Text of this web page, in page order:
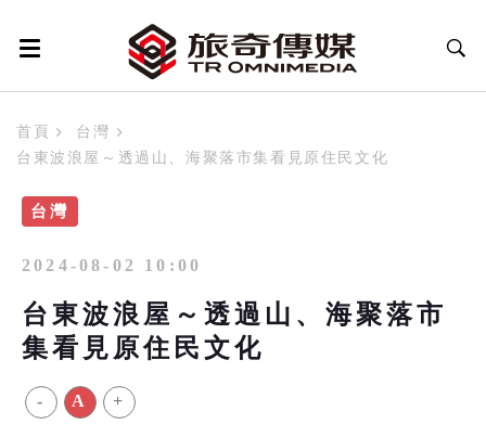
首頁
台灣
台東波浪屋～透過山、海聚落市集看見原住民文化
台灣
2024-08-02 10:00
台東波浪屋～透過山、海聚落市
集看見原住民文化
- A +